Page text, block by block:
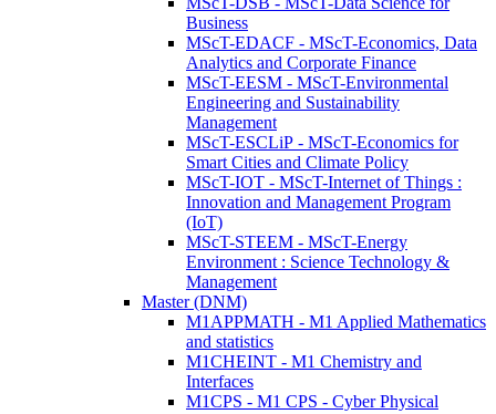
Business
MScT-EDACF - MScT-Economics, Data
Analytics and Corporate Finance
MScT-EESM - MScT-Environmental
Engineering and Sustainability
Management
MScT-ESCLiP - MScT-Economics for
Smart Cities and Climate Policy
MScT-IOT - MScT-Internet of Things :
Innovation and Management Program
(IoT)
MScT-STEEM - MScT-Energy
Environment : Science Technology &
Management
Master (DNM)
M1APPMATH - M1 Applied Mathematics
and statistics
M1CHEINT - M1 Chemistry and
Interfaces
M1CPS - M1 CPS - Cyber Physical